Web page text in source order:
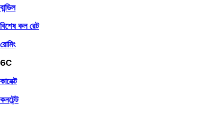
বান্ডিল
বিশেষ কল রেট
রোমিং
6C
কানেক্ট
কনটেন্ট